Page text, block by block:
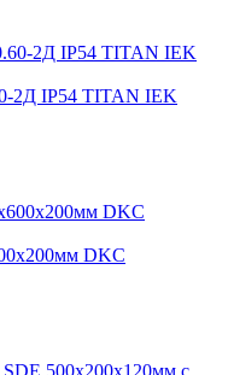
2Д IP54 TITAN IEK
DKC